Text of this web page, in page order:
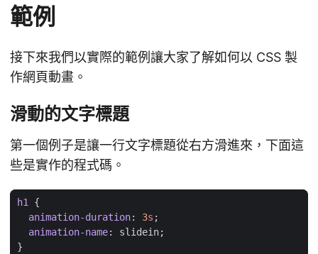
範例
接下來我們以實際的範例讓大家了解如何以 CSS 製
作網頁動畫。
滑動的文字標題
第一個例子是讓一行文字標題從右方滑進來，下面這
些是實作的程式碼。
h1 {
animation-duration: 3s ;
animation-name: slidein;
}